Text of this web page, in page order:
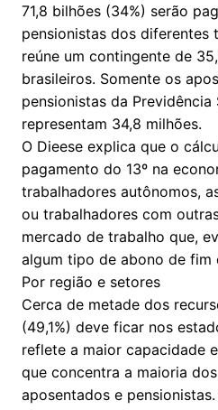
71,8 bilhões (34%) serão
pensionistas dos diferentes
reúne um contingente de
brasileiros. Somente os
pensionistas da Previdência
representam 34,8 milhões.
O Dieese explica que o
pagamento do 13º na
trabalhadores autônomos,
ou trabalhadores com
mercado de trabalho que,
algum tipo de abono de fim
Por região e setores
Cerca de metade dos
(49,1%) deve ficar nos
reflete a maior capacidade
que concentra a maioria
aposentados e